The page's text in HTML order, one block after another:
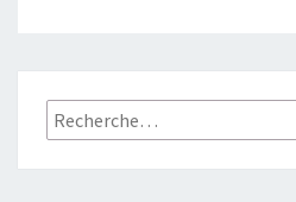
Rechercher :